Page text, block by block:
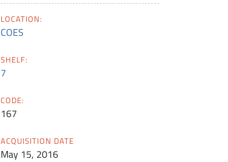
LOCATION:
COES
SHELF:
7
CODE:
167
ACQUISITION DATE
May 15, 2016